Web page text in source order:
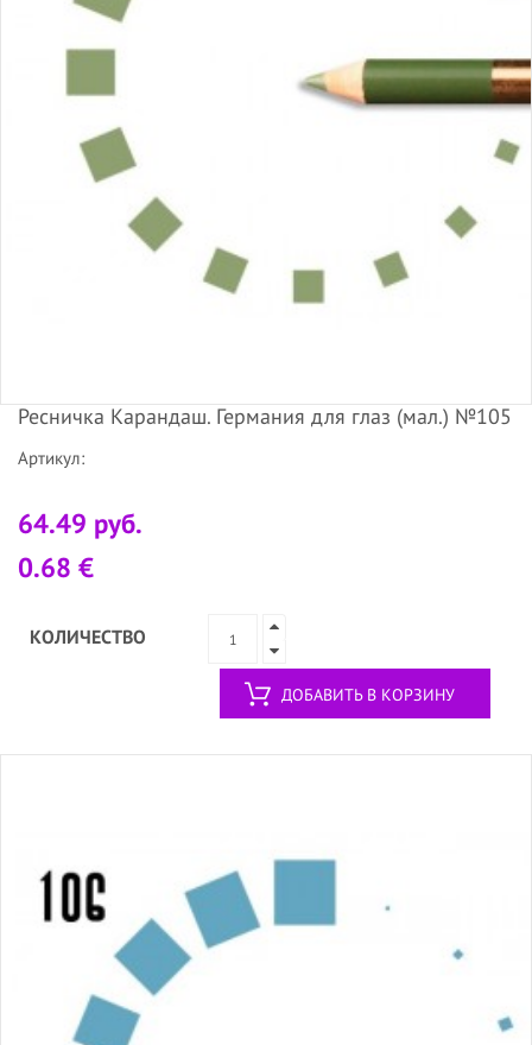
Ресничка Карандаш. Германия для глаз (мал.) №105
Артикул:
64.49 руб.
0.68 €
КОЛИЧЕСТВО
ДОБАВИТЬ В КОРЗИНУ